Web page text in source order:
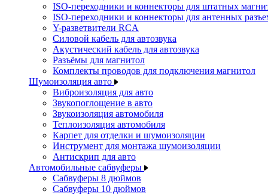
ISO-переходники и коннекторы для штатных
ISO-переходники и коннекторы для антенных
Y-разветвители RCA
Силовой кабель для автозвука
Акустический кабель для автозвука
Разъёмы для магнитол
Комплекты проводов для подключения магнитол
Шумоизоляция авто
Виброизоляция для авто
Звукопоглощение в авто
Звукоизоляция автомобиля
Теплоизоляция автомобиля
Карпет для отделки и шумоизоляции
Инструмент для монтажа шумоизоляции
Антискрип для авто
Автомобильные сабвуферы
Сабвуферы 8 дюймов
Сабвуферы 10 дюймов